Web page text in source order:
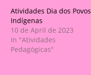
Atividades Dia dos Povos
Indígenas
10 de April de 2023
In "Atividades
Pedagógicas"